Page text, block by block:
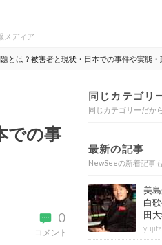
メディア
題とは？被害者と現状・日本での事件や実態
での事
0
コメント
同じカテゴリ
同じカテゴリーだか
最新の記事
NewSeeの新着記事
美
白
田
確執